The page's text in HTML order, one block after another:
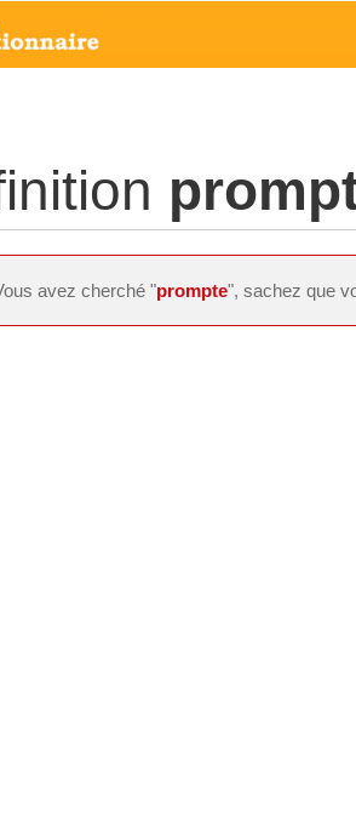
avez cherché "prompte", sachez que